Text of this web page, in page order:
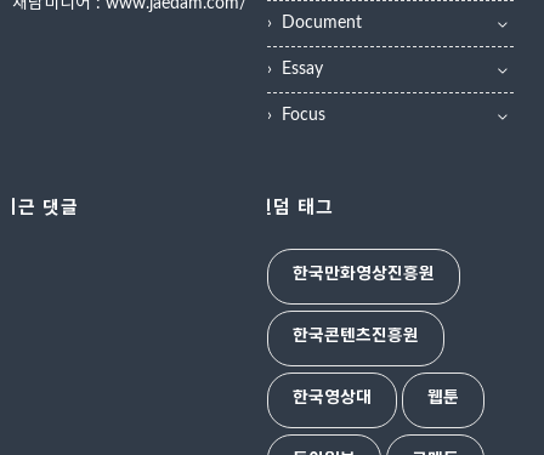
재담미디어 : www.jaedam.com/
Document
Essay
Focus
최근 댓글 랜덤 태그
한국만화영상진흥원
한국콘텐츠진흥원
한국영상대 웹툰